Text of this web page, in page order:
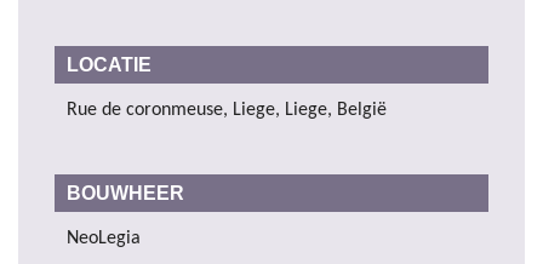
LOCATIE
Rue de coronmeuse, Liege, Liege, België
BOUWHEER
NeoLegia